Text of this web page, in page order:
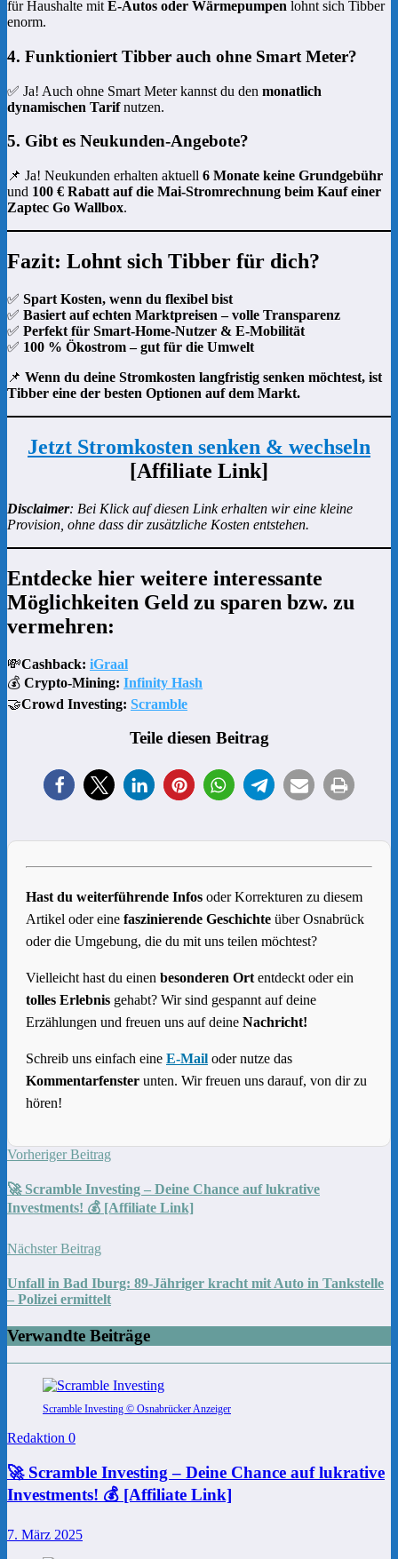
für Haushalte mit E-Autos oder Wärmepumpen lohnt sich Tibber
enorm.
4. Funktioniert Tibber auch ohne Smart Meter?
✅ Ja! Auch ohne Smart Meter kannst du den monatlich
dynamischen Tarifnutzen.
5. Gibt es Neukunden-Angebote?
📌 Ja! Neukunden erhalten aktuell 6 Monate keine Grundgebühr
und 100 € Rabatt auf die Mai-Stromrechnung beim Kauf einer
Zaptec Go Wallbox.
Fazit: Lohnt sich Tibber für dich?
✅ Spart Kosten, wenn du flexibel bist
✅ Basiert auf echten Marktpreisen – volle Transparenz
✅ Perfekt für Smart-Home-Nutzer & E-Mobilität
✅ 100 % Ökostrom – gut für die Umwelt
📌 Wenn du deine Stromkosten langfristig senken möchtest, ist
Tibber eine der besten Optionen auf dem Markt.
Jetzt Stromkosten senken & wechseln
[Affiliate Link]
Disclaimer: Bei Klick auf diesen Link erhalten wir eine kleine
Provision, ohne dass dir zusätzliche Kosten entstehen.
Entdecke hier weitere interessante
Möglichkeiten Geld zu sparen bzw. zu
vermehren:
💸Cashback: iGraal
💰 Crypto-Mining: Infinity Hash
🤝Crowd Investing: Scramble
Teile diesen Beitrag
1
Hast du weiterführende Infos oder Korrekturen zu diesem
Artikel oder eine faszinierende Geschichte über Osnabrück
oder die Umgebung, die du mit uns teilen möchtest?
Vielleicht hast du einen besonderen Ort entdeckt oder ein
tolles Erlebnis gehabt? Wir sind gespannt auf deine
Erzählungen und freuen uns auf deine Nachricht!
Schreib uns einfach eine E-Mail oder nutze das
Kommentarfenster unten. Wir freuen uns darauf, von dir zu
hören!
Vorheriger Beitrag
🚀 Scramble Investing – Deine Chance auf lukrative
Investments! 💰 [Affiliate Link]
Nächster Beitrag
Unfall in Bad Iburg: 89-Jähriger kracht mit Auto in Tankstelle
– Polizei ermittelt
Verwandte Beiträge
Scramble Investing © Osnabrücker Anzeiger
Redaktion 0
🚀 Scramble Investing – Deine Chance auf lukrative
Investments! 💰 [Affiliate Link]
7. März 2025